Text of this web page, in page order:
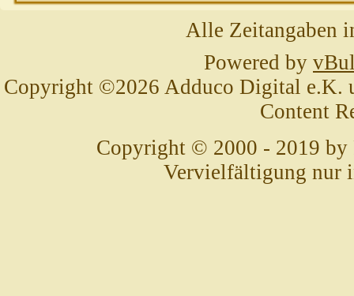
Alle Zeitangaben
Powered by
Copyright ©2026 Adduco Digital e.K.
Content
Copyright © 2000 - 2019 by
Vervielfältigung nur